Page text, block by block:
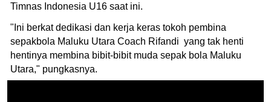
Timnas Indonesia U16 saat ini.
"Ini berkat dedikasi dan kerja keras tokoh pembina
sepakbola Maluku Utara Coach Rifandi yang tak henti
hentinya membina bibit-bibit muda sepak bola Maluku
Utara," pungkasnya.